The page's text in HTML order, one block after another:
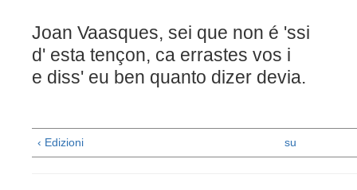
Joan Vaasques, sei que non é 'ssi
d' esta tençon, ca errastes vos i
e diss' eu ben quanto dizer devia.
‹ Edizioni su